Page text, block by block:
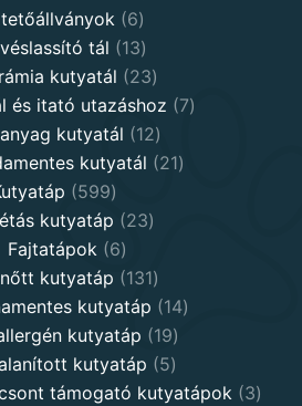
products
66
products
tál 1313
products
kutyatál 2323
products
és itató utazáshoz 77
kutyatál 1212
products
kutyatál 2121
599599
products
kutyatáp 2323
Fajtatápok 66
products
kutyatáp 131131
products
kutyatáp 1414
kutyatáp 1919
products
kutyatáp 55
products
támogató kutyatápok 33